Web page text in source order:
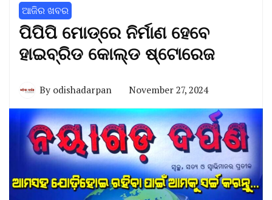
ଆଜିର ଖବର
ପିପିପି ମୋଡ୍‌ରେ ନିର୍ମାଣ ହେବେ
ହାଇବ୍ରିଡ କୋଲ୍ଡ ଷ୍ଟୋରେଜ
By odishadarpan November 27, 2024